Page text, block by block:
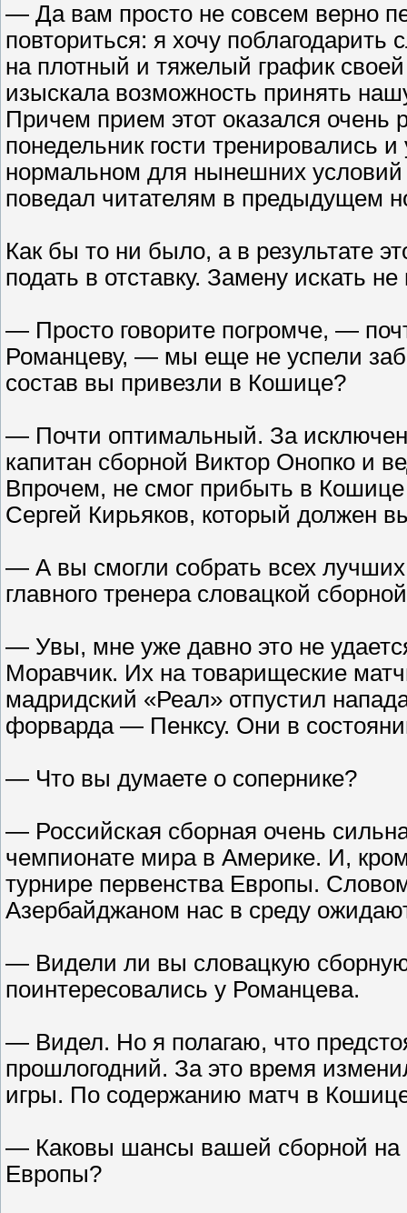
— Да вам просто не совсем верно
повториться: я хочу
на плотный и тяжелый график
изыскала возможность принять
Причем прием этот оказался
понедельник гости тренировались
нормальном для нынешних условий
поведал читателям в предыдущем
Как бы то ни было, а в результате
подать в отставку. Замену искать
— Просто говорите погромче, —
Романцеву, — мы еще не успели
состав вы привезли в Кошице?
— Почти оптимальный. За
капитан сборной Виктор Онопко и
Впрочем, не смог прибыть в
Сергей Кирьяков, который должен
— А вы смогли собрать всех
главного тренера словацкой
— Увы, мне уже давно это не
Моравчик. Их на товарищеские
мадридский «Реал» отпустил
форварда — Пенксу. Они в
— Что вы думаете о сопернике?
— Российская сборная очень
чемпионате мира в Америке. И,
турнире первенства Европы.
Азербайджаном нас в среду
— Видели ли вы словацкую
поинтересовались у Романцева.
— Видел. Но я полагаю, что
прошлогодний. За это время
игры. По содержанию матч в
— Каковы шансы вашей сборной на
Европы?